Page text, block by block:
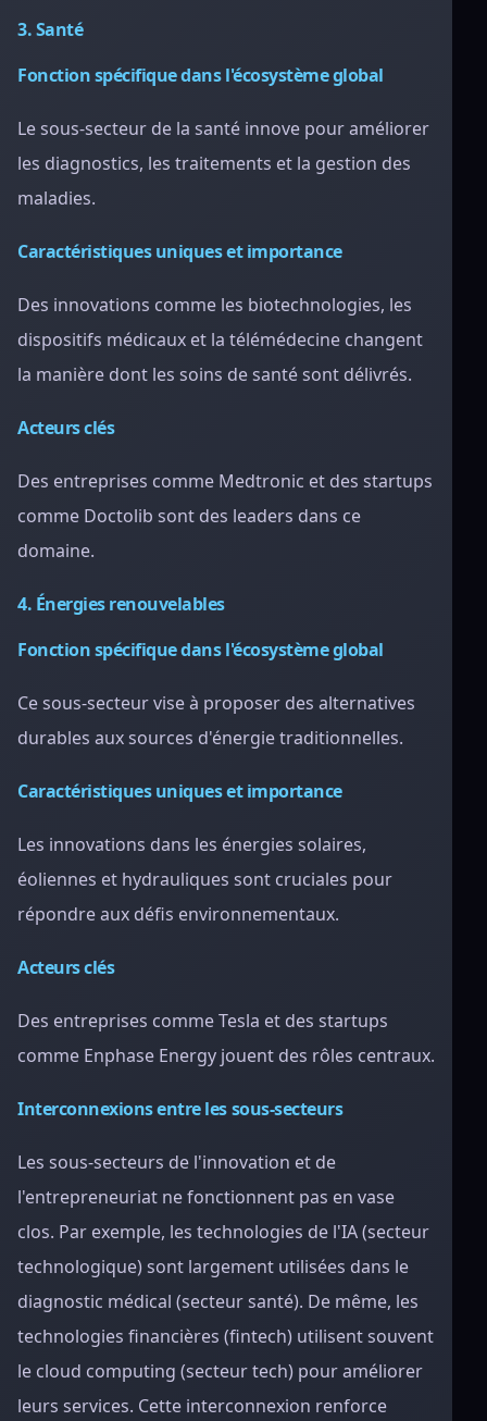
3. Santé
Fonction spécifique dans l'écosystème global
Le sous-secteur de la santé innove pour améliorer
les diagnostics, les traitements et la gestion des
maladies.
Caractéristiques uniques et importance
Des innovations comme les biotechnologies, les
dispositifs médicaux et la télémédecine changent
la manière dont les soins de santé sont délivrés.
Acteurs clés
Des entreprises comme Medtronic et des startups
comme Doctolib sont des leaders dans ce
domaine.
4. Énergies renouvelables
Fonction spécifique dans l'écosystème global
Ce sous-secteur vise à proposer des alternatives
durables aux sources d'énergie traditionnelles.
Caractéristiques uniques et importance
Les innovations dans les énergies solaires,
éoliennes et hydrauliques sont cruciales pour
répondre aux défis environnementaux.
Acteurs clés
Des entreprises comme Tesla et des startups
comme Enphase Energy jouent des rôles centraux.
Interconnexions entre les sous-secteurs
Les sous-secteurs de l'innovation et de
l'entrepreneuriat ne fonctionnent pas en vase
clos. Par exemple, les technologies de l'IA (secteur
technologique) sont largement utilisées dans le
diagnostic médical (secteur santé). De même, les
technologies financières (fintech) utilisent souvent
le cloud computing (secteur tech) pour améliorer
leurs services. Cette interconnexion renforce